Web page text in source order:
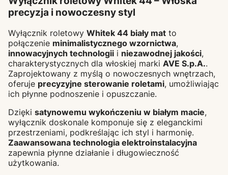
precyzja i nowoczesny styl
Wyłącznik roletowy Whitek 44 biały mat to
połączenie minimalistycznego wzornictwa,
innowacyjnych technologii i niezawodnej jakości,
charakterystycznych dla włoskiej marki AVE S.p.A..
Zaprojektowany z myślą o nowoczesnych wnętrzach,
oferuje precyzyjne sterowanie roletami, umożliwiając
ich płynne podnoszenie i opuszczanie.
Dzięki satynowemu wykończeniu w białym macie,
wyłącznik doskonale komponuje się z eleganckimi
przestrzeniami, podkreślając ich styl i harmonię.
Zaawansowana technologia elektroinstalacyjna
zapewnia płynne działanie i długowieczność
użytkowania.